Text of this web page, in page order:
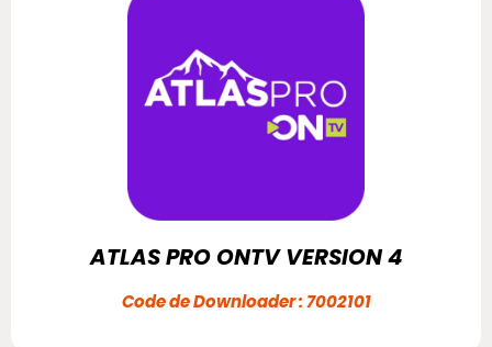
ATLAS PRO ONTV VERSION 4
Code de Downloader : 7002101